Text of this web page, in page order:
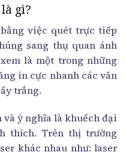
gì?
việc quét trực tiếp
sang thụ quan ánh
là một trong những
in cực nhanh các văn
trắng.
ý nghĩa là khuếch đại
thích. Trên thị trường
khác nhau như: laser